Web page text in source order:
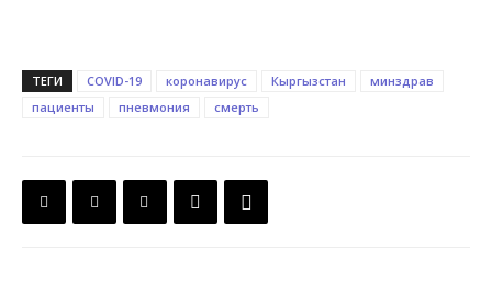
ТЕГИ COVID-19 коронавирус Кыргызстан
минздрав
пациенты
пневмония смерть